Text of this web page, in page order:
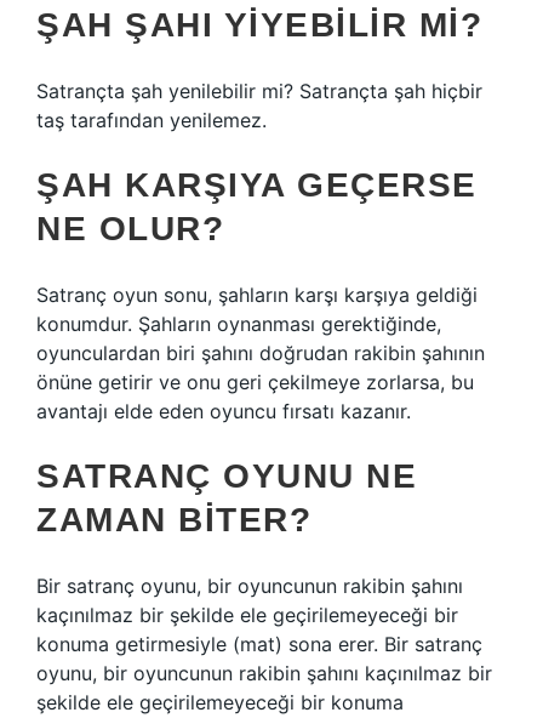
ŞAH ŞAHI YIYEBILIR MI?
Satrançta şah yenilebilir mi? Satrançta şah hiçbir
taş tarafından yenilemez.
ŞAH KARŞIYA GEÇERSE
NE OLUR?
Satranç oyun sonu, şahların karşı karşıya geldiği
konumdur. Şahların oynanması gerektiğinde,
oyunculardan biri şahını doğrudan rakibin şahının
önüne getirir ve onu geri çekilmeye zorlarsa, bu
avantajı elde eden oyuncu fırsatı kazanır.
SATRANÇ OYUNU NE
ZAMAN BITER?
Bir satranç oyunu, bir oyuncunun rakibin şahını
kaçınılmaz bir şekilde ele geçirilemeyeceği bir
konuma getirmesiyle (mat) sona erer. Bir satranç
oyunu, bir oyuncunun rakibin şahını kaçınılmaz bir
şekilde ele geçirilemeyeceği bir konuma